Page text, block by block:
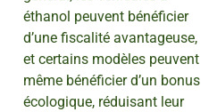
éthanol peuvent bénéficier
d’une fiscalité avantageuse,
et certains modèles peuvent
même bénéficier d’un bonus
écologique, réduisant leur